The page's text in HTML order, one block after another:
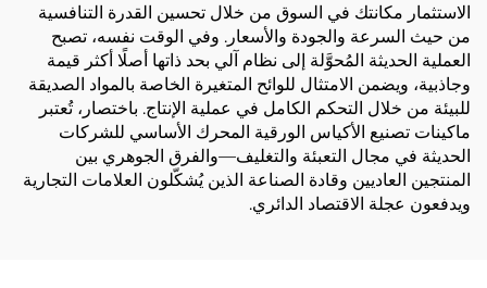
الاستثمار مكانتك في السوق من خلال تحسين القدرة التنافسية
من حيث السرعة والجودة والأسعار. وفي الوقت نفسه، تصبح
العملية الحديثة المُحوَّلة إلى نظام آلي بحد ذاتها أصلًا أكثر قيمة
وجاذبية، ويضمن الامتثال للوائح المتغيرة الخاصة بالمواد الصديقة
للبيئة من خلال التحكم الكامل في عملية الإنتاج. باختصار، تُعتبر
ماكينات تصنيع الأكياس الورقية المحرك الأساسي للشركات
الحديثة في مجال التعبئة والتغليف—والفرق الجوهري بين
المنتجين العاديين وقادة الصناعة الذين يُشكّلون العلامات التجارية
ويدفعون عجلة الاقتصاد الدائري.